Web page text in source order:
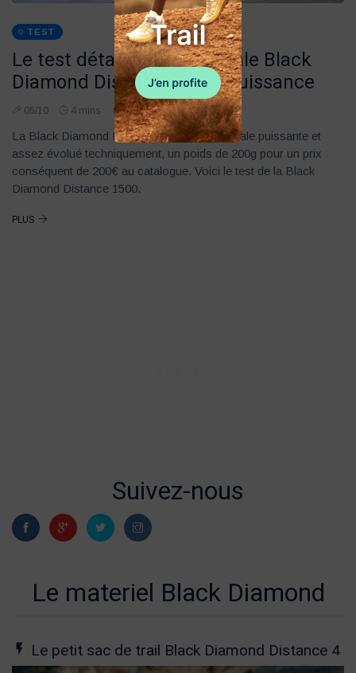
TEST
Le test détaillé de la frontale Black
Diamond Distance 1500. Puissance
05/10 4 mins 6k vues
La Black Diamond Distance 1500, une frontale puissante et
assez évolué techniquement, un poids de 200g pour un prix
conséquent de 200€ au catalogue. Voici le test de la Black
Diamond Distance 1500.
PLUS
Suivez-nous
Le materiel Black Diamond
Le petit sac de trail Black Diamond Distance 4